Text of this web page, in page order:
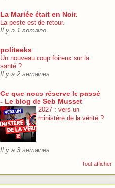
La Mariée était en Noir.
La peste est de retour.
Il y a 1 semaine
politeeks
Un nouveau coup foireux sur la
santé ?
Il y a 2 semaines
Ce que nous réserve le passé
- Le blog de Seb Musset
2027 : vers un
ministère de la vérité ?
Il y a 3 semaines
Tout afficher